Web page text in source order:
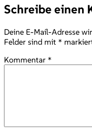
Schreibe einen
Deine E-Mail-Adresse
Felder sind mit *
Kommentar *